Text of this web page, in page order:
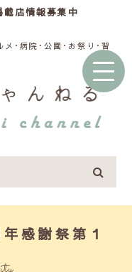
載店情報募集中
･病院･公園･お祭り･習
謝祭第１